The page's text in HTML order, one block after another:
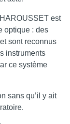
est
optique : des
sont reconnus
instruments
ce système
sans qu’il y ait